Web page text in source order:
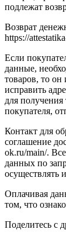
подлежат
Возврат
https://
Если
данные,
товаров, то он
исправить
для получения
покупателя,
Контакт для
соглашение
ok.ru/main/.
данных по
осуществлять
Оплачивая
том, что
Поделитесь с